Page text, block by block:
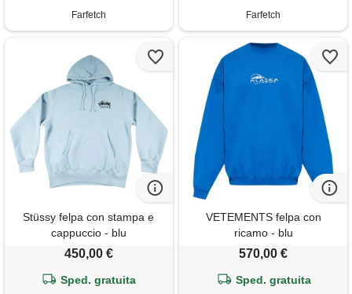
Farfetch
Farfetch
Stüssy felpa con stampa e
cappuccio - blu
450,00 €
Sped. gratuita
VETEMENTS felpa con
ricamo - blu
570,00 €
Sped. gratuita